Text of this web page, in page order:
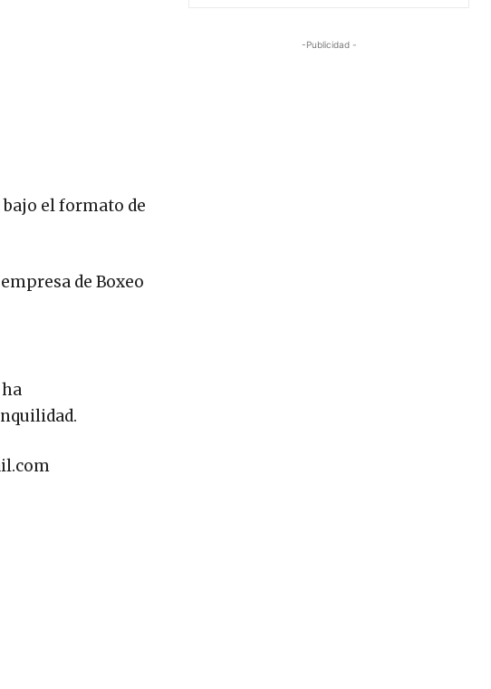
el formato de
de Boxeo
-Publicidad -